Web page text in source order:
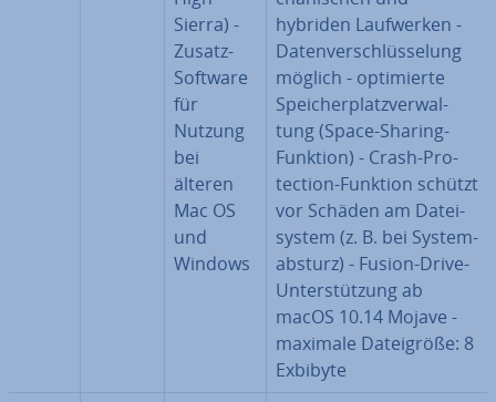
Sierra) -
Zusatz-
Software
für
Nutzung
bei
älteren
Mac OS
und
Windows
hybriden Lauf­wer­ken -
Da­ten­ver­schlüs­se­lung
möglich - op­ti­mier­te
Spei­cher­platz­ver­wal­
tung (Space-Sharing-
Funktion) - Crash-Pro­
tec­tion-Funktion schützt
vor Schäden am Da­tei­
sys­tem (z. B. bei Sys­tem­
ab­sturz) - Fusion-Drive-
Un­ter­stüt­zung ab
macOS 10.14 Mojave -
maximale Da­tei­grö­ße: 8
Exbibyte